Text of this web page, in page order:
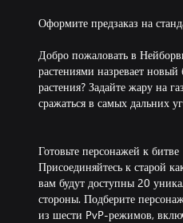
Оформите предзаказ на
Добро пожаловать в
растениями назревает
растения? Задайте жару на
сражаться в самых дальних
Готовьте персонажей к битве
Присоединяйтесь к старой
вам будут доступны 20
стороны. Подберите
из шести PvP-режимов,